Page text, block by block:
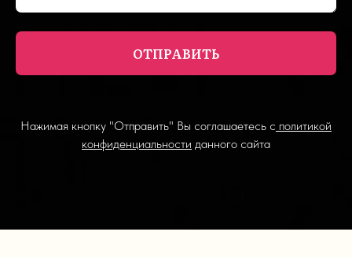
ОТПРАВИТЬ
Нажимая кнопку "Отправить" Вы соглашаетесь с политикой
конфиденциальности данного сайта